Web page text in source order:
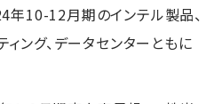
年10-12月期のインテル製品、
ィング、データセンターともに